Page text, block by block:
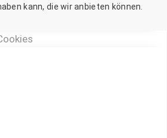
kann, die wir anbieten können.